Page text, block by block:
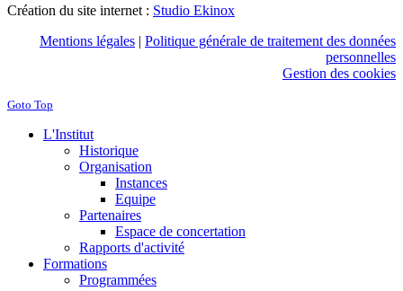
Création du site internet : Studio Ekinox
Mentions légales | Politique générale de traitement des données
personnelles
Gestion des cookies
Goto Top
L'Institut
Historique
Organisation
Instances
Equipe
Partenaires
Espace de concertation
Rapports d'activité
Formations
Programmées